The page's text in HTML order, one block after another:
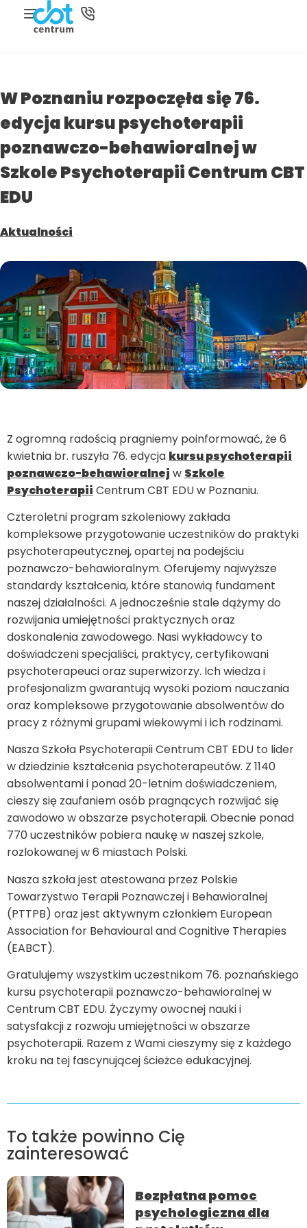
W Poznaniu rozpoczęła się 76.
edycja kursu psychoterapii
poznawczo-behawioralnej w
Szkole Psychoterapii Centrum CBT
EDU
Aktualności
Z ogromną radością pragniemy poinformować, że 6
kwietnia br. ruszyła 76. edycja kursu psychoterapii
poznawczo-behawioralnej w Szkole
Psychoterapii Centrum CBT EDU w Poznaniu.
Czteroletni program szkoleniowy zakłada
kompleksowe przygotowanie uczestników do praktyki
psychoterapeutycznej, opartej na podejściu
poznawczo-behawioralnym. Oferujemy najwyższe
standardy kształcenia, które stanowią fundament
naszej działalności. A jednocześnie stale dążymy do
rozwijania umiejętności praktycznych oraz
doskonalenia zawodowego. Nasi wykładowcy to
doświadczeni specjaliści, praktycy, certyfikowani
psychoterapeuci oraz superwizorzy. Ich wiedza i
profesjonalizm gwarantują wysoki poziom nauczania
oraz kompleksowe przygotowanie absolwentów do
pracy z różnymi grupami wiekowymi i ich rodzinami.
Nasza Szkoła Psychoterapii Centrum CBT EDU to lider
w dziedzinie kształcenia psychoterapeutów. Z 1140
absolwentami i ponad 20-letnim doświadczeniem,
cieszy się zaufaniem osób pragnących rozwijać się
zawodowo w obszarze psychoterapii. Obecnie ponad
770 uczestników pobiera naukę w naszej szkole,
rozlokowanej w 6 miastach Polski.
Nasza szkoła jest atestowana przez Polskie
Towarzystwo Terapii Poznawczej i Behawioralnej
(PTTPB) oraz jest aktywnym członkiem European
Association for Behavioural and Cognitive Therapies
(EABCT).
Gratulujemy wszystkim uczestnikom 76. poznańskiego
kursu psychoterapii poznawczo-behawioralnej w
Centrum CBT EDU. Życzymy owocnej nauki i
satysfakcji z rozwoju umiejętności w obszarze
psychoterapii. Razem z Wami cieszymy się z każdego
kroku na tej fascynującej ścieżce edukacyjnej.
To także powinno Cię
zainteresować
Bezpłatna pomoc
psychologiczna dla